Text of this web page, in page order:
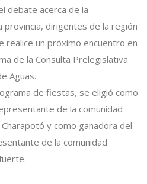
debate acerca de la
provincia, dirigentes de la región
realice un próximo encuentro en
de la Consulta Prelegislativa
Aguas.
de fiestas, se eligió como
de la comunidad
y como ganadora del
de la comunidad